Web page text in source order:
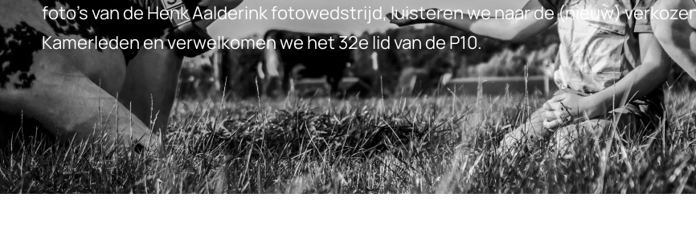
foto’s van de Henk Aalderink fotowedstrijd, luisteren we naar de (nieuw)
Kamerleden en verwelkomen we het 32e lid van de P10.